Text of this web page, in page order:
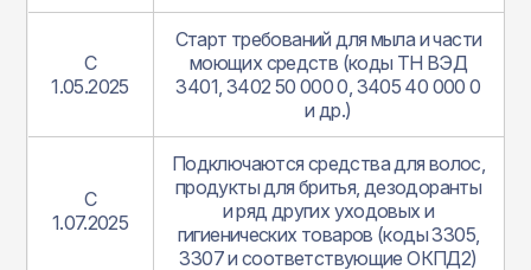
С
1.05.2025
Старт требований для мыла и части
моющих средств (коды ТН ВЭД
3401, 3402 50 000 0, 3405 40 000 0
и др.)
С
1.07.2025
Подключаются средства для волос,
продукты для бритья, дезодоранты
и ряд других уходовых и
гигиенических товаров (коды 3305,
3307 и соответствующие ОКПД2)